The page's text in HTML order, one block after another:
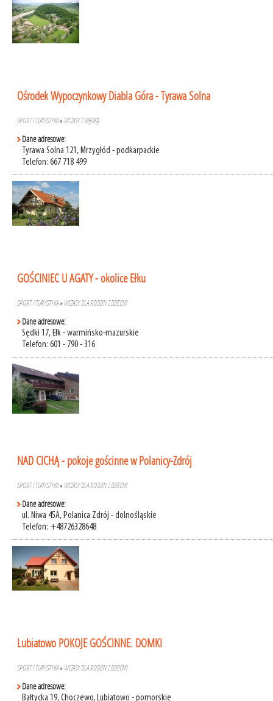
Ośrodek Wypoczynkowy Diabla Góra - Tyrawa Solna
SPORT I TURYSTYKA» WCZASY Z WĘDKĄ
Dane adresowe:
Tyrawa Solna 121, Mrzygłód - podkarpackie
Telefon: 667 718 499
GOŚCINIEC U AGATY - okolice Ełku
SPORT I TURYSTYKA» WCZASY DLA RODZIN Z DZIEĆMI
Dane adresowe:
Sędki 17, Ełk - warmińsko-mazurskie
Telefon: 601 - 790 - 316
NAD CICHĄ - pokoje gościnne w Polanicy-Zdrój
SPORT I TURYSTYKA» WCZASY DLA RODZIN Z DZIEĆMI
Dane adresowe:
ul. Niwa 45A, Polanica Zdrój - dolnośląskie
Telefon: +48726328648
Lubiatowo POKOJE GOŚCINNE. DOMKI
SPORT I TURYSTYKA» WCZASY DLA RODZIN Z DZIEĆMI
Dane adresowe:
Bałtycka 19, Choczewo, Lubiatowo - pomorskie